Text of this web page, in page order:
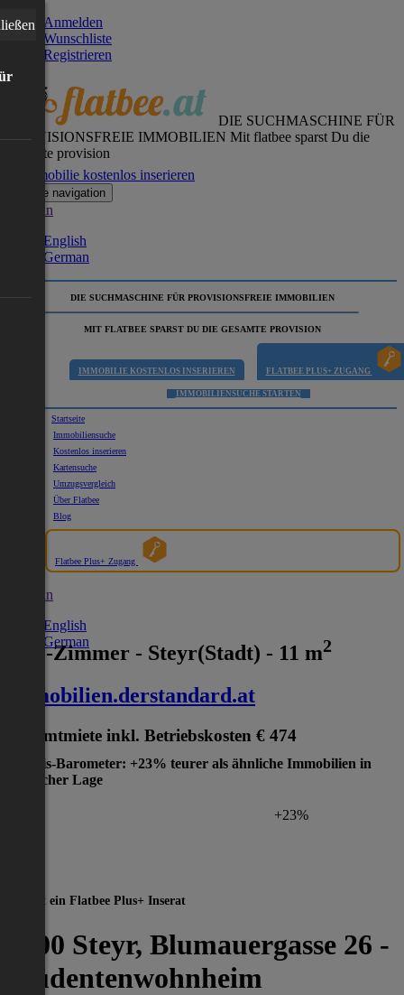
Anmelden
Wunschliste
Registrieren
DIE SUCHMASCHINE FÜR
PROVISIONSFREIE IMMOBILIEN Mit flatbee sparst Du die
gesamte provision
Immobilie kostenlos inserieren
Toggle navigation
German
English
German
DIE SUCHMASCHINE FÜR PROVISIONSFREIE IMMOBILIEN
MIT FLATBEE SPARST DU DIE GESAMTE PROVISION
IMMOBILIE KOSTENLOS INSERIEREN FLATBEE PLUS+ ZUGANG
IMMOBILIENSUCHE STARTEN
Startseite
Immobiliensuche
Kostenlos inserieren
Kartensuche
Umzugsvergleich
Über Flatbee
Blog
Flatbee Plus+ Zugang
German
English
German
WG-Zimmer - Steyr(Stadt) - 11 m2
immobilien.derstandard.at
Gesamtmiete inkl. Betriebskosten € 474
Preis-Barometer: +23% teurer als ähnliche Immobilien in
gleicher Lage
+23%
Dies ist ein Flatbee Plus+ Inserat
4400 Steyr, Blumauergasse 26 -
Studentenwohnheim